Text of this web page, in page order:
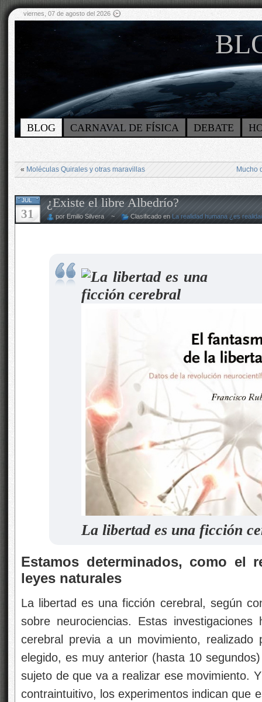
viernes, 07 de agosto del 2026
BLOG CARNAVAL DE FÍSICA DEBATE
« Moléculas Quirales y otras maravillas Mucho
JUL
31
¿Existe el libre Albedrío?
por Emilio Silvera ~ Clasificado en La realidad humana ¿es
La libertad es una ficción
Estamos determinados, como el
leyes naturales
La libertad es una ficción cerebral, según
sobre neurociencias. Estas
cerebral previa a un movimiento,
elegido, es muy anterior (hasta 10
sujeto de que va a realizar ese movimiento.
contraintuitivo, los experimentos indican que